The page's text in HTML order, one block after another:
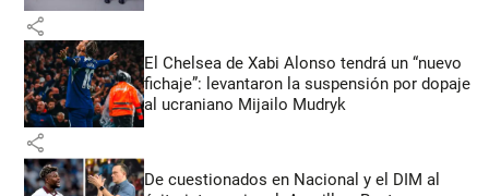
share
El Chelsea de Xabi Alonso tendrá un “nuevo
fichaje”: levantaron la suspensión por dopaje
al ucraniano Mijailo Mudryk
share
De cuestionados en Nacional y el DIM al